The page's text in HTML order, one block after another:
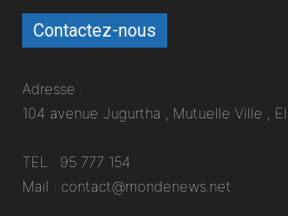
Contactez-nous
Adresse :
104 avenue Jugurtha , Mutuelle Ville , El
TEL : 95 777 154
Mail : contact@mondenews.net